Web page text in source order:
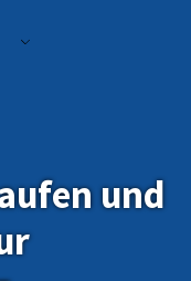
und